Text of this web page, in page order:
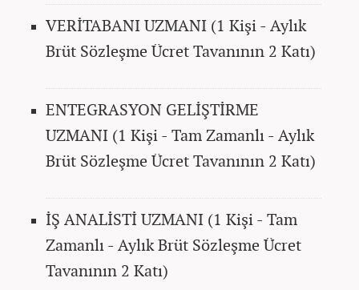
VERİTABANI UZMANI (1 Kişi - Aylık
Brüt Sözleşme Ücret Tavanının 2 Katı)
ENTEGRASYON GELİŞTİRME
UZMANI (1 Kişi - Tam Zamanlı - Aylık
Brüt Sözleşme Ücret Tavanının 2 Katı)
İŞ ANALİSTİ UZMANI (1 Kişi - Tam
Zamanlı - Aylık Brüt Sözleşme Ücret
Tavanının 2 Katı)